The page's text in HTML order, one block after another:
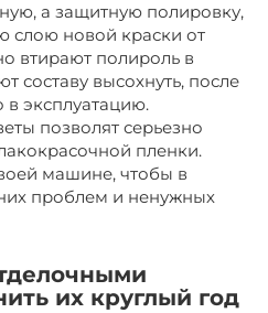
а защитную полировку,
слою новой краски от
втирают полироль в
составу высохнуть, после
в эксплуатацию.
позволят серьезно
пленки.
машине, чтобы в
проблем и ненужных
их круглый год